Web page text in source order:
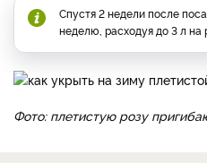
Спустя 2 недели после
неделю, расходуя до 3 л на
Фото: плетистую розу